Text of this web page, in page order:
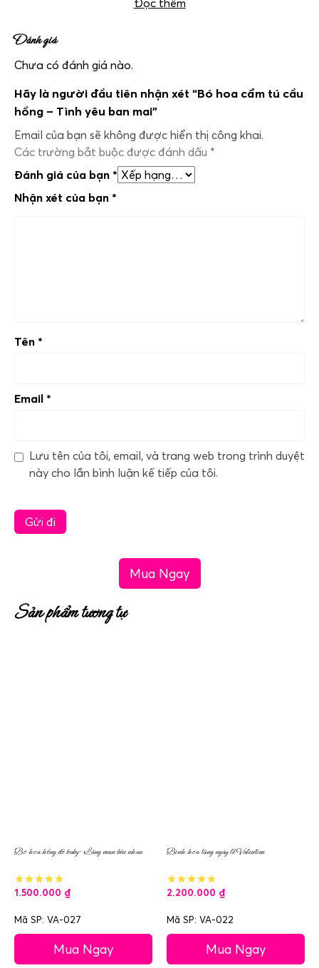
Đánh giá
Chưa có đánh giá nào.
Hãy là người đầu tiên nhận xét “Bó hoa cẩm tú cầu
hồng – Tình yêu ban mai”
Email của bạn sẽ không được hiển thị công khai.
Các trường bắt buộc được đánh dấu *
Đánh giá của bạn *
Nhận xét của bạn *
Tên *
Email *
Lưu tên của tôi, email, và trang web trong trình duyệt
này cho lần bình luận kế tiếp của tôi.
Mua Ngay
Sản phẩm tương tự
Bó hoa hồng đỏ baby- Lãng mạn bên nhau
1.500.000 ₫
Mã SP: VA-027
Mua Ngay
Bình hoa tặng ngày lễ Valentine
2.200.000 ₫
Mã SP: VA-022
Mua Ngay